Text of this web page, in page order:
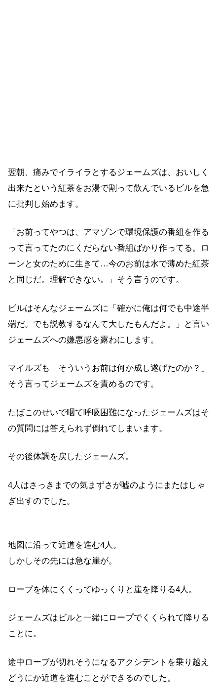
翌朝、痛みでイライラとするジェームズは、おいしく
出来たという紅茶をお湯で割って飲んでいるビルを急
に批判し始めます。
「お前ってやつは、アマゾンで環境保護の番組を作る
って言ってたのにくだらない番組ばかり作ってる。ロ
ーンと女のために生きて…今のお前は水で薄めた紅茶
と同じだ。理解できない。」そう言うのです。
ビルはそんなジェームズに「確かに俺は何でも中途半
端だ。でも説教するなんて大したもんだよ。」と言い
ジェームズへの嫌悪感を露わにします。
マイルズも「そういうお前は何か成し遂げたのか？」
そう言ってジェームズを責めるのです。
たばこのせいで咽て呼吸困難になったジェームズはそ
の質問には答えられず倒れてしまいます。
その後体調を戻したジェームズ。
4人はさっきまでの気まずさが嘘のようにまたはしゃ
ぎ出すのでした。
地図に沿って近道を進む4人。
しかしその先には急な崖が。
ロープを体にくくってゆっくりと崖を降りる4人。
ジェームズはビルと一緒にロープでくくられて降りる
ことに。
途中ロープが切れそうになるアクシデントを乗り越え
どうにか近道を進むことができるのでした。